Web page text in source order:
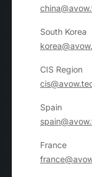
South Korea
CIS Region
Spain
France